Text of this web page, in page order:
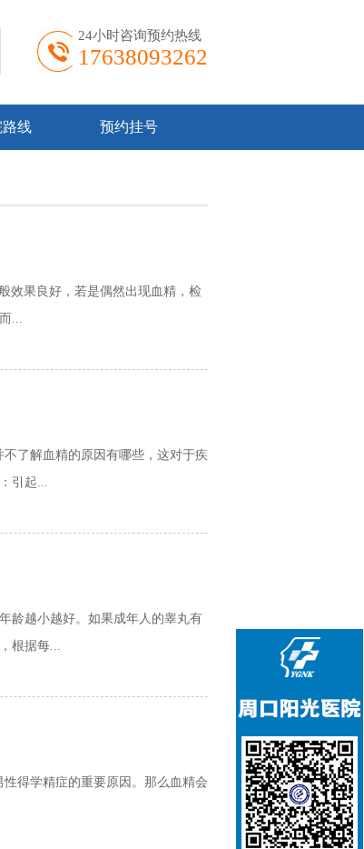
24小时咨询预约热线
17638093262
线 预约挂号
果良好，若是偶然出现血精，检
...
了解血精的原因有哪些，这对于疾
引起...
龄越小越好。如果成年人的睾丸有
根据每...
得学精症的重要原因。那么血精会